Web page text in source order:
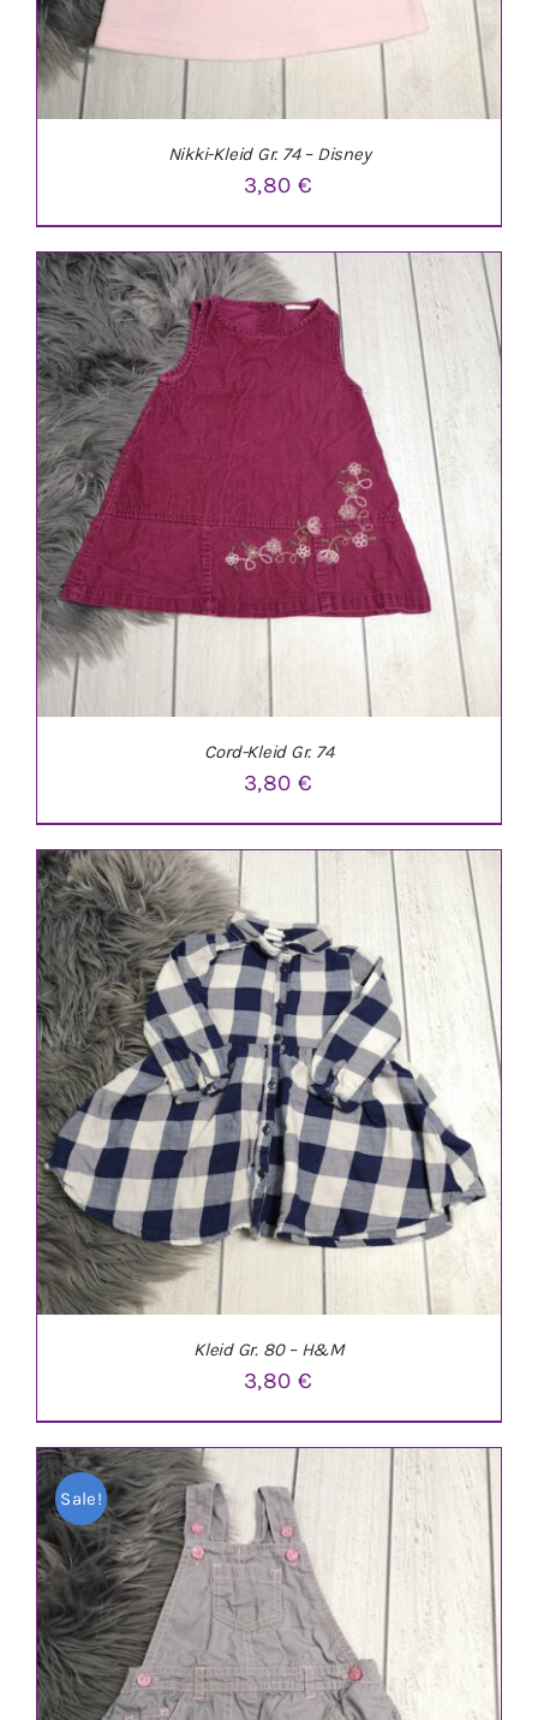
IN DEN WARENKORB DETAILS
Nikki-Kleid Gr. 74 – Disney
3,80 €
IN DEN WARENKORB / DETAILS
Cord-Kleid Gr. 74
3,80 €
IN DEN WARENKORB
Kleid Gr. 80 – H&M
3,80 €
Sale!